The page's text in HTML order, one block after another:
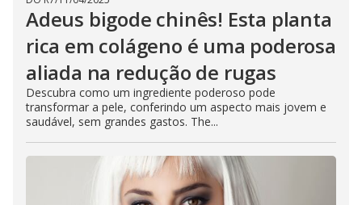
Adeus bigode chinês! Esta planta
rica em colágeno é uma poderosa
aliada na redução de rugas
Descubra como um ingrediente poderoso pode
transformar a pele, conferindo um aspecto mais jovem e
saudável, sem grandes gastos. The...